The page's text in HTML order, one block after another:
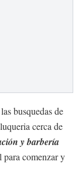
busquedas de
cerca de
y barbería
para comenzar y